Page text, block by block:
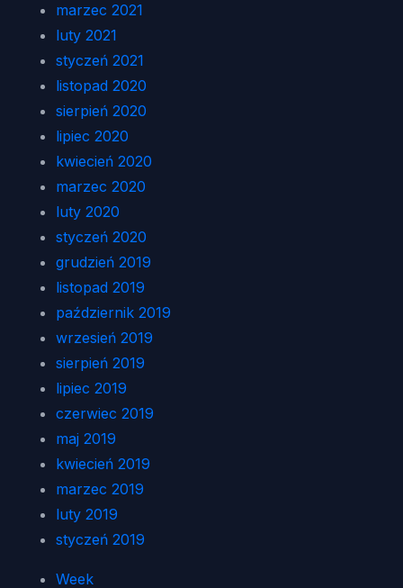
marzec 2021
luty 2021
styczeń 2021
listopad 2020
sierpień 2020
lipiec 2020
kwiecień 2020
marzec 2020
luty 2020
styczeń 2020
grudzień 2019
listopad 2019
październik 2019
wrzesień 2019
sierpień 2019
lipiec 2019
czerwiec 2019
maj 2019
kwiecień 2019
marzec 2019
luty 2019
styczeń 2019
Week